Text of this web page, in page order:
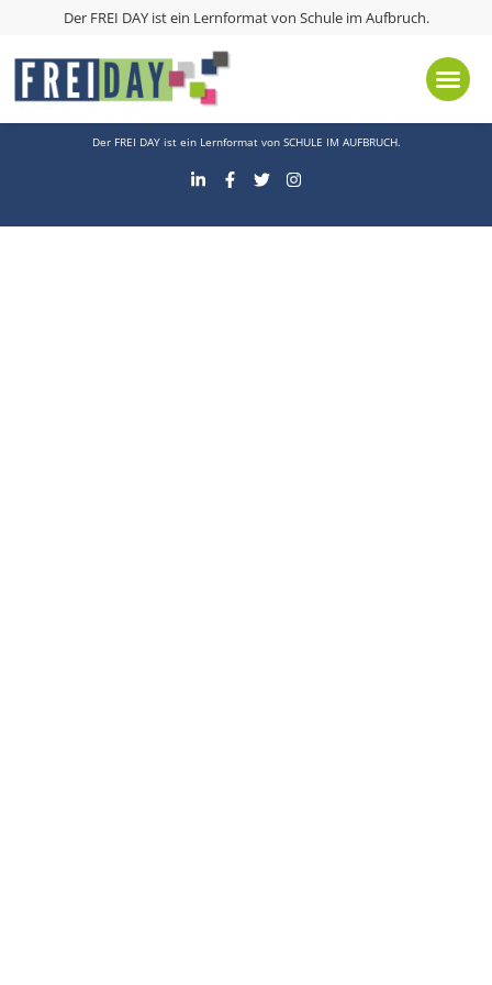
Der FREI DAY ist ein Lernformat von Schule im Aufbruch.
Schlagwort:Markt der Möglichkeiten
Kontakt Presse
Der FREI DAY ist ein Lernformat von SCHULE IM AUFBRUCH.